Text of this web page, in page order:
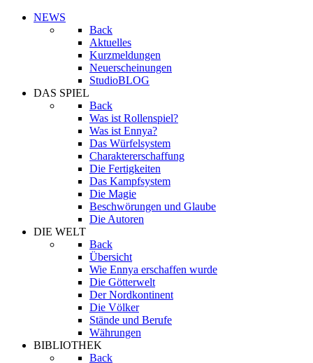
NEWS
Back
Aktuelles
Kurzmeldungen
Neuerscheinungen
StudioBLOG
DAS SPIEL
Back
Was ist Rollenspiel?
Was ist Ennya?
Das Würfelsystem
Charaktererschaffung
Die Fertigkeiten
Das Kampfsystem
Die Magie
Beschwörungen und Glaube
Die Autoren
DIE WELT
Back
Übersicht
Wie Ennya erschaffen wurde
Die Götterwelt
Der Nordkontinent
Die Völker
Stände und Berufe
Währungen
BIBLIOTHEK
Back